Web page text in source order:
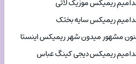
ریمیکس موزیک لاتی
ریمیکس سایه بختک
مشهور میدون شهر ریمیکس اینستا
ریمیکس دیجی کینگ عباس